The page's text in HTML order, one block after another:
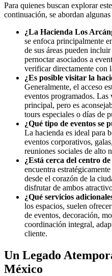
Para quienes buscan explorar
continuación, se abordan
¿La Hacienda Los
se enfoca principalmente
de sus áreas pueden
pernoctar asociados a
verificar directamente con
¿Es posible visitar la
Generalmente, el acceso
eventos programados.
principal, pero es
tours especiales o días de
¿Qué tipo de eventos se
La hacienda es ideal para
eventos corporativos,
reuniones sociales de alto
¿Está cerca del centro
encuentra
desde el corazón de la
disfrutar de ambos
¿Qué servicios
los espacios, suelen
de eventos, decoración,
coordinación integral,
cliente.
Un Legado
México